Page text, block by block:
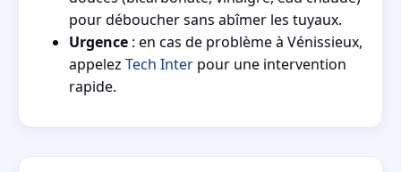
pour déboucher sans abîmer les tuyaux.
Urgence : en cas de problème à Vénissieux,
appelez Tech Inter pour une intervention
rapide.